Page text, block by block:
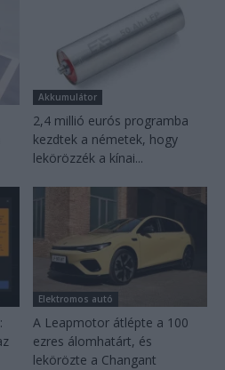
Akkumulátor
2,4 millió eurós programba
kezdtek a németek, hogy
lekörözzék a kínai...
Elektromos autó
A Leapmotor átlépte a 100
ezres álomhatárt, és
lekörözte a Changant